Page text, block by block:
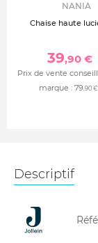
NANIA
Chaise haute
39,90 €
Prix de vente
marque : 79,90 €
Descriptif